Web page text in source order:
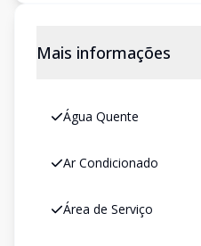
Mais informações
Água Quente
Ar Condicionado
Área de Serviço